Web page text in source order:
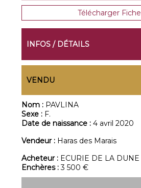
Télécharger Fiche
INFOS / DÉTAILS
VENDU
Nom : PAVLINA
Sexe : F.
Date de naissance :4 avril 2020
Vendeur : Haras des Marais
Acheteur : ECURIE DE LA DUNE
Enchères :3 500 €